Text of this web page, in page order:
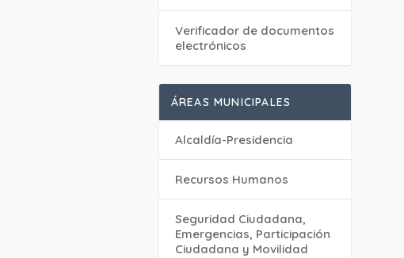
Verificador de documentos
electrónicos
ÁREAS MUNICIPALES
Alcaldía-Presidencia
Recursos Humanos
Seguridad Ciudadana,
Emergencias, Participación
Ciudadana y Movilidad